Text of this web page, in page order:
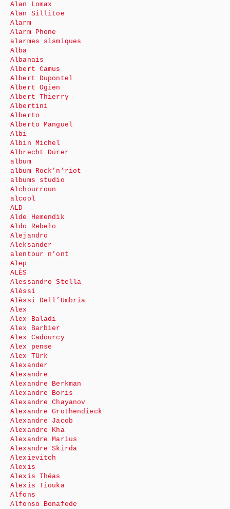
Alan Lomax
Alan Sillitoe
Alarm
Alarm Phone
alarmes sismiques
Alba
Albanais
Albert Camus
Albert Dupontel
Albert Ogien
Albert Thierry
Albertini
Alberto
Alberto Manguel
Albi
Albin Michel
Albrecht Dürer
album
album Rock’n’riot
albums studio
Alchourroun
alcool
ALD
Alde Hemendik
Aldo Rebelo
Alejandro
Aleksander
alentour n’ont
Alep
ALÈS
Alessandro Stella
Alèssi
Alèssi Dell’Umbria
Alex
Alex Baladi
Alex Barbier
Alex Cadourcy
Alex pense
Alex Türk
Alexander
Alexandre
Alexandre Berkman
Alexandre Boris
Alexandre Chayanov
Alexandre Grothendieck
Alexandre Jacob
Alexandre Kha
Alexandre Marius
Alexandre Skirda
Alexievitch
Alexis
Alexis Théas
Alexis Tiouka
Alfons
Alfonso Bonafede